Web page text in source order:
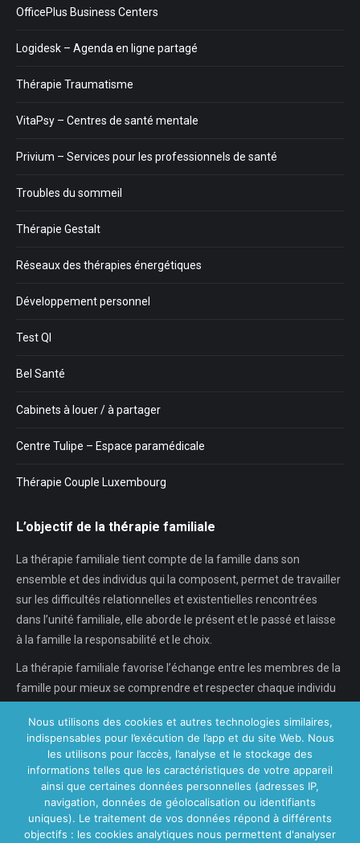
OfficePlus Business Centers
Logidesk – Agenda en ligne partagé
Thérapie Traumatisme
VitaPsy – Centres de santé mentale
Privium – Services pour les professionnels de santé
Troubles du sommeil
Thérapie Gestalt
Réseaux des thérapies énergétiques
Développement personnel
Test QI
Bel Santé
Cabinets à louer / à partager
Centre Tulipe – Espace paramédicale
Thérapie Couple Luxembourg
L’objectif de la thérapie familiale
La thérapie familiale tient compte de la famille dans son
ensemble et des individus qui la composent, permet de travailler
sur les difficultés relationnelles et existentielles rencontrées
dans l’unité familiale, elle aborde le présent et le passé et laisse
à la famille la responsabilité et le choix.
La thérapie familiale favorise l’échange entre les membres de la
famille pour mieux se comprendre et respecter chaque individu
En savoir plus...
Nos Centres
Nous utilisons des cookies et autres technologies similaires,
indispensables pour l’exécution de l’app et du site Web. Nous
les utilisons pour l’accès, l’analyse et le stockage des
informations telles que les caractéristiques de votre appareil
ainsi que certaines données personnelles (adresses IP,
navigation, données de géolocalisation ou identifiants
uniques). Le traitement de vos données répond à différents
objectifs : les cookies analytiques nous permettent d'analyser